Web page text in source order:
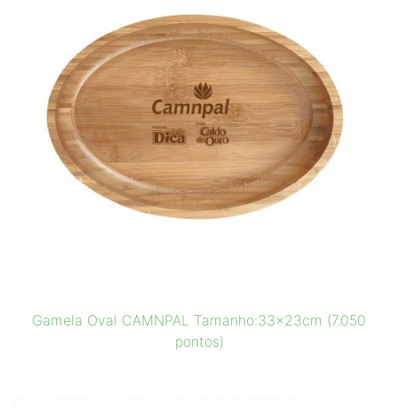
Gamela Oval CAMNPAL Tamanho:33x23cm (7.050
pontos)